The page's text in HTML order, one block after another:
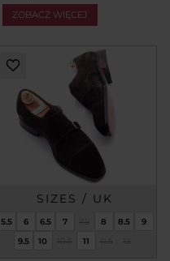
ZOBACZ WIĘCEJ
SIZES / UK
5.5 6 6.5 7 7.5 8 8.5
9
9.5
10 10.5 11 11.5 12